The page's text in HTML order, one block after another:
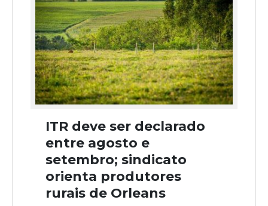
ITR deve ser declarado
entre agosto e
setembro; sindicato
orienta produtores
rurais de Orleans